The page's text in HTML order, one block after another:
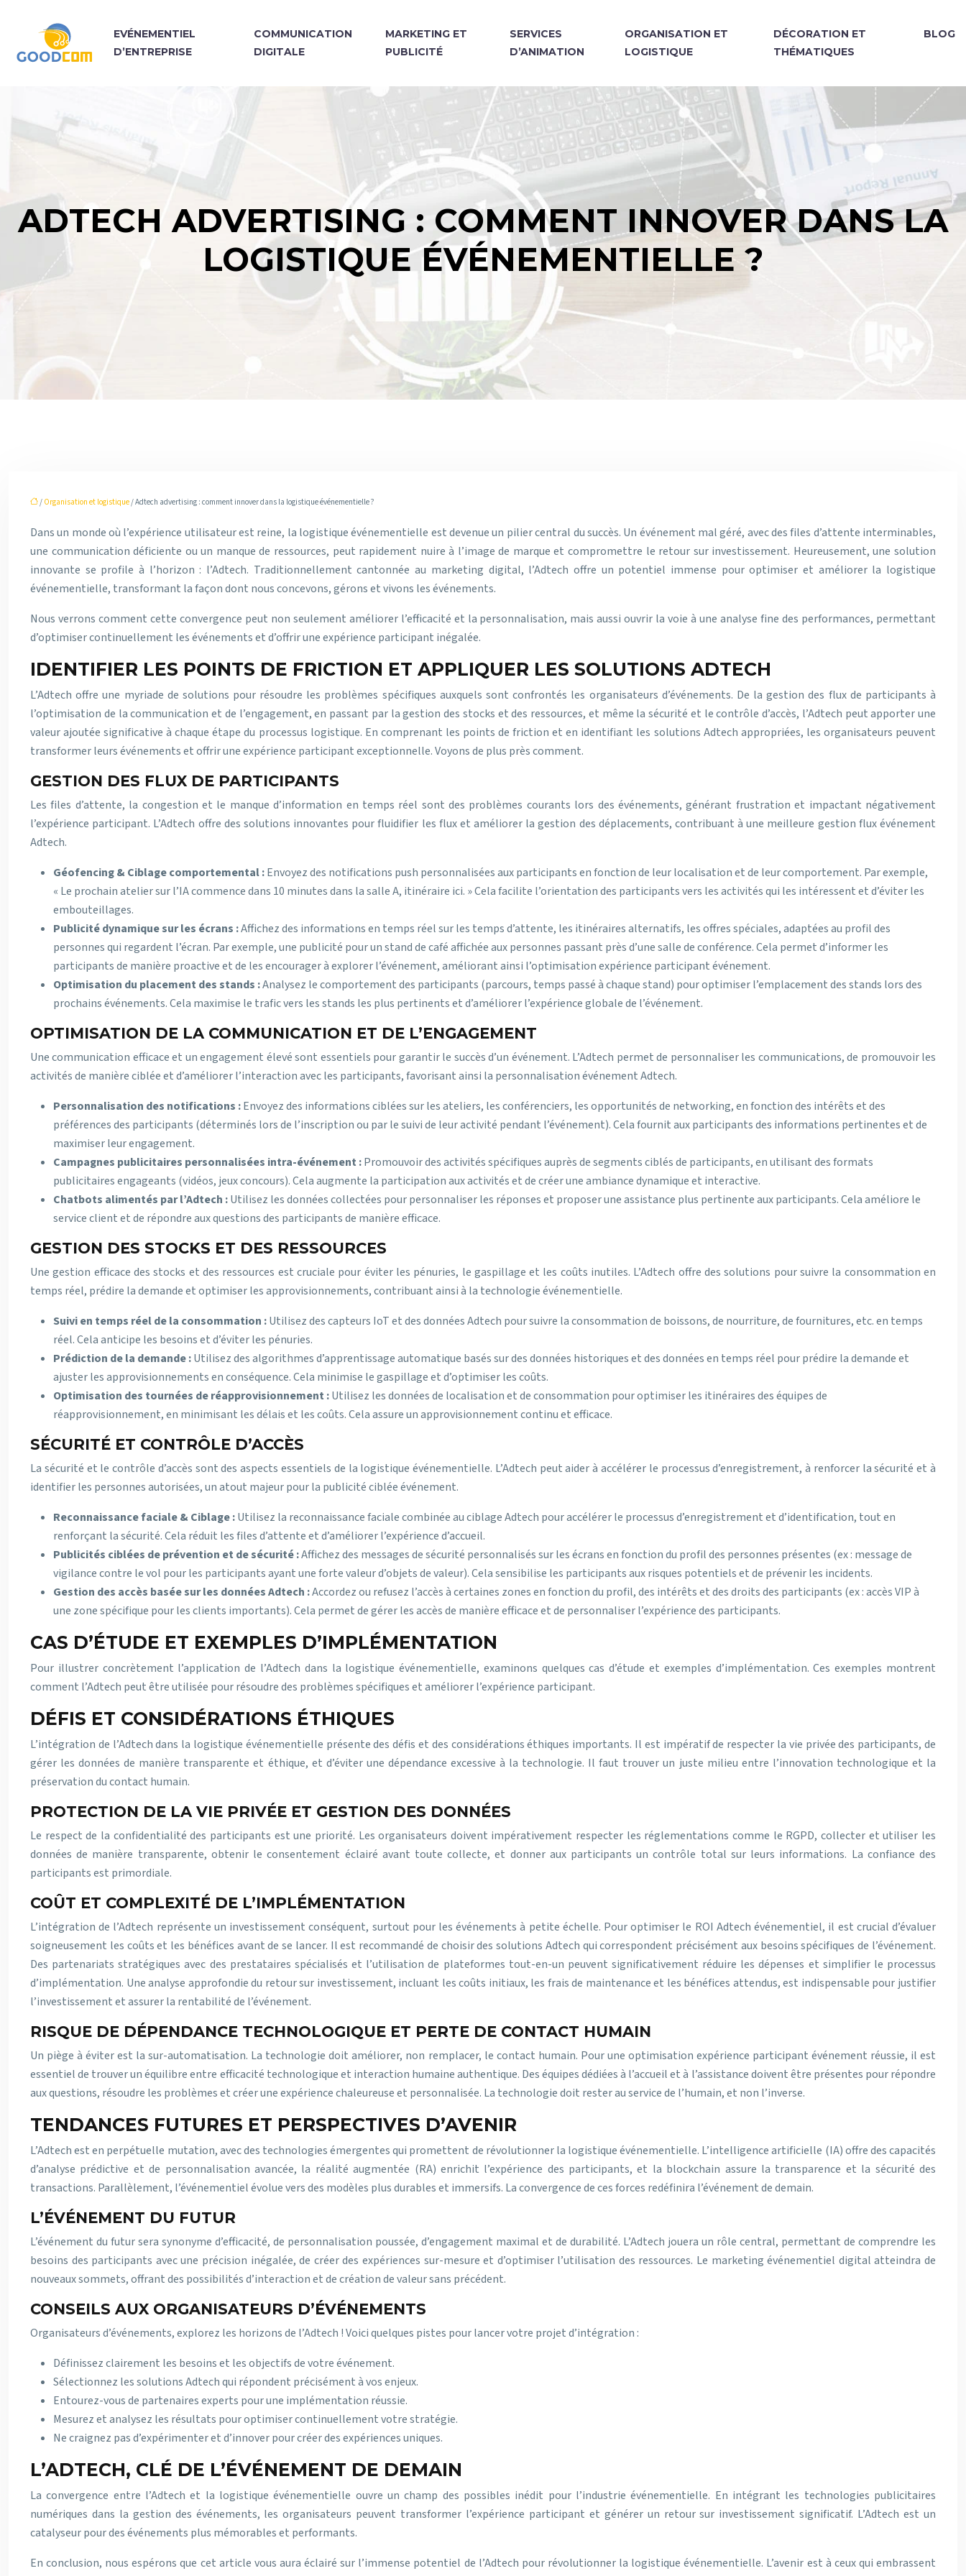
EVÉNEMENTIEL
D’ENTREPRISE
COMMUNICATION
DIGITALE
MARKETING ET
PUBLICITÉ
SERVICES
D’ANIMATION
ORGANISATION ET
LOGISTIQUE
DÉCORATION ET
THÉMATIQUES
BLOG
ADTECH ADVERTISING : COMMENT INNOVER DANS LA
LOGISTIQUE ÉVÉNEMENTIELLE ?
/ Organisation et logistique/ Adtech advertising : comment innover dans la logistique événementielle ?
Dans un monde où l’expérience utilisateur est reine, la logistique événementielle est devenue un pilier central du succès. Un événement mal géré, avec des files d’attente interminables,
une communication déficiente ou un manque de ressources, peut rapidement nuire à l’image de marque et compromettre le retour sur investissement. Heureusement, une solution
innovante se profile à l’horizon : l’Adtech. Traditionnellement cantonnée au marketing digital, l’Adtech offre un potentiel immense pour optimiser et améliorer la logistique
événementielle, transformant la façon dont nous concevons, gérons et vivons les événements.
Nous verrons comment cette convergence peut non seulement améliorer l’efficacité et la personnalisation, mais aussi ouvrir la voie à une analyse fine des performances, permettant
d’optimiser continuellement les événements et d’offrir une expérience participant inégalée.
IDENTIFIER LES POINTS DE FRICTION ET APPLIQUER LES SOLUTIONS ADTECH
L’Adtech offre une myriade de solutions pour résoudre les problèmes spécifiques auxquels sont confrontés les organisateurs d’événements. De la gestion des flux de participants à
l’optimisation de la communication et de l’engagement, en passant par la gestion des stocks et des ressources, et même la sécurité et le contrôle d’accès, l’Adtech peut apporter une
valeur ajoutée significative à chaque étape du processus logistique. En comprenant les points de friction et en identifiant les solutions Adtech appropriées, les organisateurs peuvent
transformer leurs événements et offrir une expérience participant exceptionnelle. Voyons de plus près comment.
GESTION DES FLUX DE PARTICIPANTS
Les files d’attente, la congestion et le manque d’information en temps réel sont des problèmes courants lors des événements, générant frustration et impactant négativement
l’expérience participant. L’Adtech offre des solutions innovantes pour fluidifier les flux et améliorer la gestion des déplacements, contribuant à une meilleure gestion flux événement
Adtech.
Géofencing & Ciblage comportemental :Envoyez des notifications push personnalisées aux participants en fonction de leur localisation et de leur comportement. Par exemple,
« Le prochain atelier sur l’IA commence dans 10 minutes dans la salle A, itinéraire ici. » Cela facilite l’orientation des participants vers les activités qui les intéressent et d’éviter les
embouteillages.
Publicité dynamique sur les écrans :Affichez des informations en temps réel sur les temps d’attente, les itinéraires alternatifs, les offres spéciales, adaptées au profil des
personnes qui regardent l’écran. Par exemple, une publicité pour un stand de café affichée aux personnes passant près d’une salle de conférence. Cela permet d’informer les
participants de manière proactive et de les encourager à explorer l’événement, améliorant ainsi l’optimisation expérience participant événement.
Optimisation du placement des stands :Analysez le comportement des participants (parcours, temps passé à chaque stand) pour optimiser l’emplacement des stands lors des
prochains événements. Cela maximise le trafic vers les stands les plus pertinents et d’améliorer l’expérience globale de l’événement.
OPTIMISATION DE LA COMMUNICATION ET DE L’ENGAGEMENT
Une communication efficace et un engagement élevé sont essentiels pour garantir le succès d’un événement. L’Adtech permet de personnaliser les communications, de promouvoir les
activités de manière ciblée et d’améliorer l’interaction avec les participants, favorisant ainsi la personnalisation événement Adtech.
Personnalisation des notifications :Envoyez des informations ciblées sur les ateliers, les conférenciers, les opportunités de networking, en fonction des intérêts et des
préférences des participants (déterminés lors de l’inscription ou par le suivi de leur activité pendant l’événement). Cela fournit aux participants des informations pertinentes et de
maximiser leur engagement.
Campagnes publicitaires personnalisées intra-événement :Promouvoir des activités spécifiques auprès de segments ciblés de participants, en utilisant des formats
publicitaires engageants (vidéos, jeux concours). Cela augmente la participation aux activités et de créer une ambiance dynamique et interactive.
Chatbots alimentés par l’Adtech :Utilisez les données collectées pour personnaliser les réponses et proposer une assistance plus pertinente aux participants. Cela améliore le
service client et de répondre aux questions des participants de manière efficace.
GESTION DES STOCKS ET DES RESSOURCES
Une gestion efficace des stocks et des ressources est cruciale pour éviter les pénuries, le gaspillage et les coûts inutiles. L’Adtech offre des solutions pour suivre la consommation en
temps réel, prédire la demande et optimiser les approvisionnements, contribuant ainsi à la technologie événementielle.
Suivi en temps réel de la consommation :Utilisez des capteurs IoT et des données Adtech pour suivre la consommation de boissons, de nourriture, de fournitures, etc. en temps
réel. Cela anticipe les besoins et d’éviter les pénuries.
Prédiction de la demande :Utilisez des algorithmes d’apprentissage automatique basés sur des données historiques et des données en temps réel pour prédire la demande et
ajuster les approvisionnements en conséquence. Cela minimise le gaspillage et d’optimiser les coûts.
Optimisation des tournées de réapprovisionnement :Utilisez les données de localisation et de consommation pour optimiser les itinéraires des équipes de
réapprovisionnement, en minimisant les délais et les coûts. Cela assure un approvisionnement continu et efficace.
SÉCURITÉ ET CONTRÔLE D’ACCÈS
La sécurité et le contrôle d’accès sont des aspects essentiels de la logistique événementielle. L’Adtech peut aider à accélérer le processus d’enregistrement, à renforcer la sécurité et à
identifier les personnes autorisées, un atout majeur pour la publicité ciblée événement.
Reconnaissance faciale & Ciblage :Utilisez la reconnaissance faciale combinée au ciblage Adtech pour accélérer le processus d’enregistrement et d’identification, tout en
renforçant la sécurité. Cela réduit les files d’attente et d’améliorer l’expérience d’accueil.
Publicités ciblées de prévention et de sécurité :Affichez des messages de sécurité personnalisés sur les écrans en fonction du profil des personnes présentes (ex : message de
vigilance contre le vol pour les participants ayant une forte valeur d’objets de valeur). Cela sensibilise les participants aux risques potentiels et de prévenir les incidents.
Gestion des accès basée sur les données Adtech :Accordez ou refusez l’accès à certaines zones en fonction du profil, des intérêts et des droits des participants (ex : accès VIP à
une zone spécifique pour les clients importants). Cela permet de gérer les accès de manière efficace et de personnaliser l’expérience des participants.
CAS D’ÉTUDE ET EXEMPLES D’IMPLÉMENTATION
Pour illustrer concrètement l’application de l’Adtech dans la logistique événementielle, examinons quelques cas d’étude et exemples d’implémentation. Ces exemples montrent
comment l’Adtech peut être utilisée pour résoudre des problèmes spécifiques et améliorer l’expérience participant.
DÉFIS ET CONSIDÉRATIONS ÉTHIQUES
L’intégration de l’Adtech dans la logistique événementielle présente des défis et des considérations éthiques importants. Il est impératif de respecter la vie privée des participants, de
gérer les données de manière transparente et éthique, et d’éviter une dépendance excessive à la technologie. Il faut trouver un juste milieu entre l’innovation technologique et la
préservation du contact humain.
PROTECTION DE LA VIE PRIVÉE ET GESTION DES DONNÉES
Le respect de la confidentialité des participants est une priorité. Les organisateurs doivent impérativement respecter les réglementations comme le RGPD, collecter et utiliser les
données de manière transparente, obtenir le consentement éclairé avant toute collecte, et donner aux participants un contrôle total sur leurs informations. La confiance des
participants est primordiale.
COÛT ET COMPLEXITÉ DE L’IMPLÉMENTATION
L’intégration de l’Adtech représente un investissement conséquent, surtout pour les événements à petite échelle. Pour optimiser le ROI Adtech événementiel, il est crucial d’évaluer
soigneusement les coûts et les bénéfices avant de se lancer. Il est recommandé de choisir des solutions Adtech qui correspondent précisément aux besoins spécifiques de l’événement.
Des partenariats stratégiques avec des prestataires spécialisés et l’utilisation de plateformes tout-en-un peuvent significativement réduire les dépenses et simplifier le processus
d’implémentation. Une analyse approfondie du retour sur investissement, incluant les coûts initiaux, les frais de maintenance et les bénéfices attendus, est indispensable pour justifier
l’investissement et assurer la rentabilité de l’événement.
RISQUE DE DÉPENDANCE TECHNOLOGIQUE ET PERTE DE CONTACT HUMAIN
Un piège à éviter est la sur-automatisation. La technologie doit améliorer, non remplacer, le contact humain. Pour une optimisation expérience participant événement réussie, il est
essentiel de trouver un équilibre entre efficacité technologique et interaction humaine authentique. Des équipes dédiées à l’accueil et à l’assistance doivent être présentes pour répondre
aux questions, résoudre les problèmes et créer une expérience chaleureuse et personnalisée. La technologie doit rester au service de l’humain, et non l’inverse.
TENDANCES FUTURES ET PERSPECTIVES D’AVENIR
L’Adtech est en perpétuelle mutation, avec des technologies émergentes qui promettent de révolutionner la logistique événementielle. L’intelligence artificielle (IA) offre des capacités
d’analyse prédictive et de personnalisation avancée, la réalité augmentée (RA) enrichit l’expérience des participants, et la blockchain assure la transparence et la sécurité des
transactions. Parallèlement, l’événementiel évolue vers des modèles plus durables et immersifs. La convergence de ces forces redéfinira l’événement de demain.
L’ÉVÉNEMENT DU FUTUR
L’événement du futur sera synonyme d’efficacité, de personnalisation poussée, d’engagement maximal et de durabilité. L’Adtech jouera un rôle central, permettant de comprendre les
besoins des participants avec une précision inégalée, de créer des expériences sur-mesure et d’optimiser l’utilisation des ressources. Le marketing événementiel digital atteindra de
nouveaux sommets, offrant des possibilités d’interaction et de création de valeur sans précédent.
CONSEILS AUX ORGANISATEURS D’ÉVÉNEMENTS
Organisateurs d’événements, explorez les horizons de l’Adtech ! Voici quelques pistes pour lancer votre projet d’intégration :
Définissez clairement les besoins et les objectifs de votre événement.
Sélectionnez les solutions Adtech qui répondent précisément à vos enjeux.
Entourez-vous de partenaires experts pour une implémentation réussie.
Mesurez et analysez les résultats pour optimiser continuellement votre stratégie.
Ne craignez pas d’expérimenter et d’innover pour créer des expériences uniques.
L’ADTECH, CLÉ DE L’ÉVÉNEMENT DE DEMAIN
La convergence entre l’Adtech et la logistique événementielle ouvre un champ des possibles inédit pour l’industrie événementielle. En intégrant les technologies publicitaires
numériques dans la gestion des événements, les organisateurs peuvent transformer l’expérience participant et générer un retour sur investissement significatif. L’Adtech est un
catalyseur pour des événements plus mémorables et performants.
En conclusion, nous espérons que cet article vous aura éclairé sur l’immense potentiel de l’Adtech pour révolutionner la logistique événementielle. L’avenir est à ceux qui embrassent